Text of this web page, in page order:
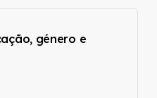
género e